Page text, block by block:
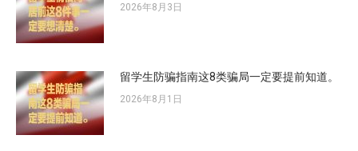
2026年8月3日
留学生防骗指南这8类骗局一定要提前知道。
2026年8月1日